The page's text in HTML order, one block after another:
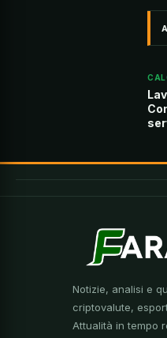
Notizie, analisi e
criptovalute,
Attualità in tempo